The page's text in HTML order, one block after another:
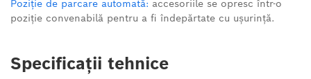
Poziție de parcare automată: accesoriile se opresc într-o
poziție convenabilă pentru a fi îndepărtate cu ușurință.
Specificații tehnice